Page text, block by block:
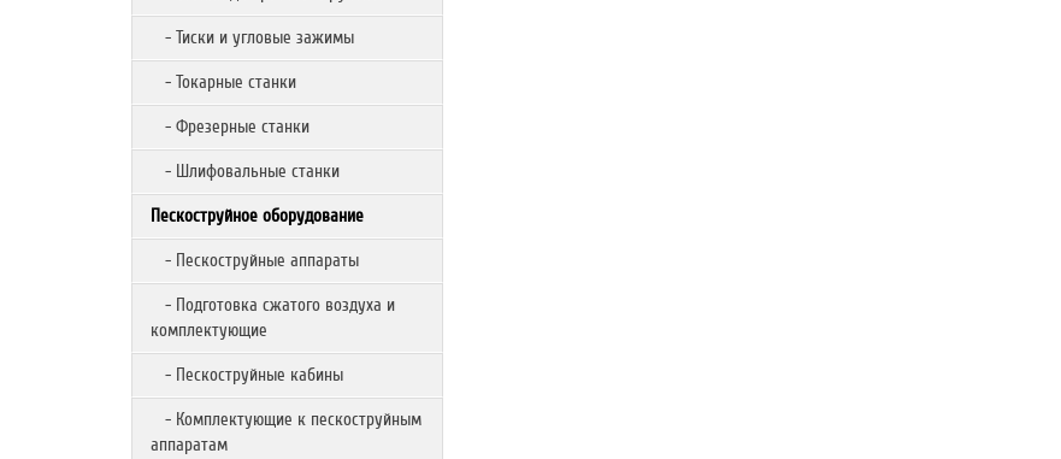
- Тиски и угловые зажимы
- Токарные станки
- Фрезерные станки
- Шлифовальные станки
Пескоструйное оборудование
- Пескоструйные аппараты
- Подготовка сжатого воздуха и
комплектующие
- Пескоструйные кабины
- Комплектующие к пескоструйным
аппаратам